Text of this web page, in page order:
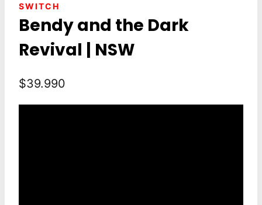
SWITCH
Bendy and the Dark
Revival | NSW
$39.990